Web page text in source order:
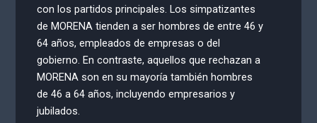
con los partidos principales. Los simpatizantes
de MORENA tienden a ser hombres de entre 46 y
64 años, empleados de empresas o del
gobierno. En contraste, aquellos que rechazan a
MORENA son en su mayoría también hombres
de 46 a 64 años, incluyendo empresarios y
jubilados.